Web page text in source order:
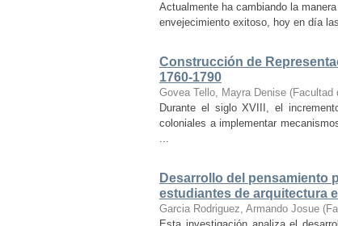
Actualmente ha cambiando la
envejecimiento exitoso, hoy en día
Construcción de
1760-1790
Govea Tello, Mayra Denise (Facultad
Durante el siglo XVIII, el
coloniales a implementar
...
Desarrollo del pensamiento
estudiantes de arquitectura
Garcia Rodriguez, Armando Josue (